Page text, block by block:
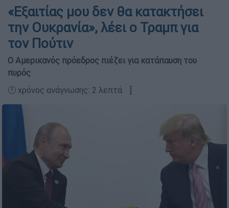
«Εξαιτίας μου δεν θα κατακτήσει
την Ουκρανία», λέει ο Τραμπ για
τον Πούτιν
Ο Αμερικανός πρόεδρος πιέζει για κατάπαυση του
πυρός
🕛 χρόνος ανάγνωσης: 2 λεπτά ┋